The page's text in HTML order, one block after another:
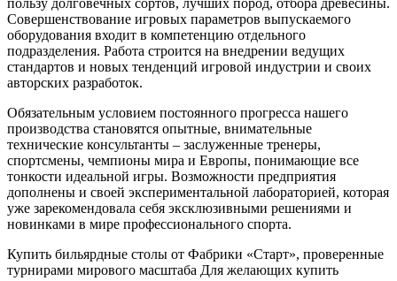
пользу долговечных сортов, лучших пород, отбора древесины.
Совершенствование игровых параметров выпускаемого
оборудования входит в компетенцию отдельного
подразделения. Работа строится на внедрении ведущих
стандартов и новых тенденций игровой индустрии и своих
авторских разработок.
Обязательным условием постоянного прогресса нашего
производства становятся опытные, внимательные
технические консультанты – заслуженные тренеры,
спортсмены, чемпионы мира и Европы, понимающие все
тонкости идеальной игры. Возможности предприятия
дополнены и своей экспериментальной лабораторией, которая
уже зарекомендовала себя эксклюзивными решениями и
новинками в мире профессионального спорта.
Купить бильярдные столы от Фабрики «Старт», проверенные
турнирами мирового масштаба Для желающих купить